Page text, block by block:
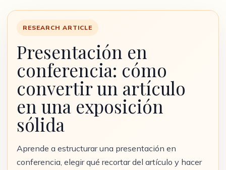
RESEARCH ARTICLE
Presentación en
conferencia: cómo
convertir un artículo
en una exposición
sólida
Aprende a estructurar una presentación en
conferencia, elegir qué recortar del artículo y hacer